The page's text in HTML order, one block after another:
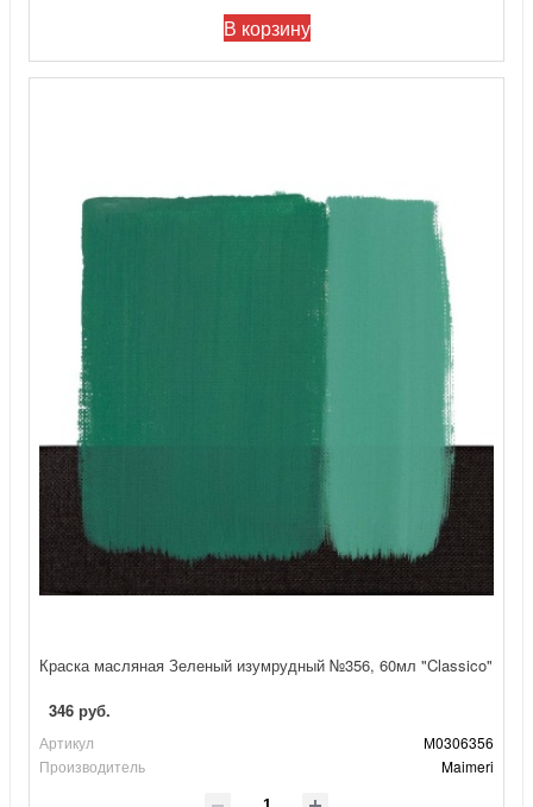
В корзину
Краска масляная Зеленый изумрудный №356, 60мл "Classico"
346 руб.
Артикул
М0306356
Производитель
Maimeri